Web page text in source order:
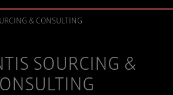
& CONSULTING
SOURCING &